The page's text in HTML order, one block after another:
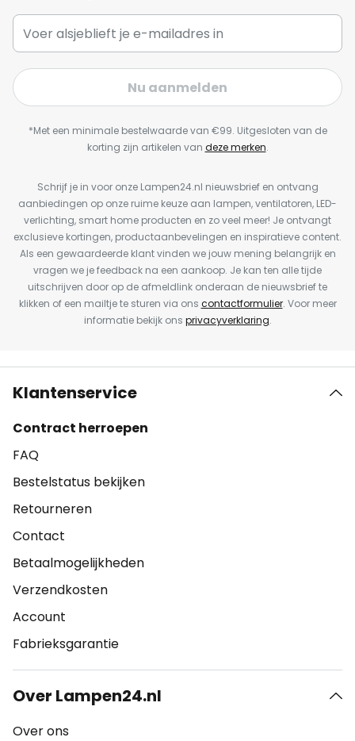
Nu aanmelden
*Met een minimale bestelwaarde van €99. Uitgesloten van de
korting zijn artikelen van deze merken.
Schrijf je in voor onze Lampen24.nl nieuwsbrief en ontvang
aanbiedingen op onze ruime keuze aan lampen, ventilatoren, LED-
verlichting, smart home producten en zo veel meer! Je ontvangt
exclusieve kortingen, productaanbevelingen en inspiratieve content.
Als een gewaardeerde klant vinden we jouw mening belangrijk en
vragen we je feedback na een aankoop. Je kan ten alle tijde
uitschrijven door op de afmeldlink onderaan de nieuwsbrief te
klikken of een mailtje te sturen via ons contactformulier. Voor meer
informatie bekijk ons privacyverklaring.
Klantenservice
Contract herroepen
FAQ
Bestelstatus bekijken
Retourneren
Contact
Betaalmogelijkheden
Verzendkosten
Account
Fabrieksgarantie
Over Lampen24.nl
Over ons